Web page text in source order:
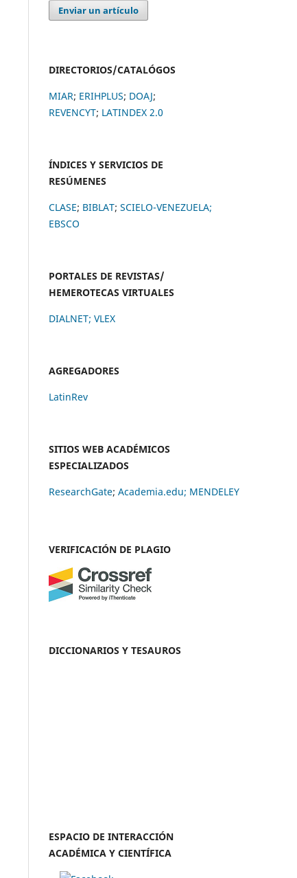
Enviar un artículo
DIRECTORIOS/CATALÓGOS
MIAR; ERIHPLUS; DOAJ;
REVENCYT; LATINDEX 2.0
ÍNDICES Y SERVICIOS DE
RESÚMENES
CLASE; BIBLAT; SCIELO-VENEZUELA;
EBSCO
PORTALES DE REVISTAS/
HEMEROTECAS VIRTUALES
DIALNET; VLEX
AGREGADORES
LatinRev
SITIOS WEB ACADÉMICOS
ESPECIALIZADOS
ResearchGate; Academia.edu; MENDELEY
VERIFICACIÓN DE PLAGIO
DICCIONARIOS Y TESAUROS
ESPACIO DE INTERACCIÓN
ACADÉMICA Y CIENTÍFICA